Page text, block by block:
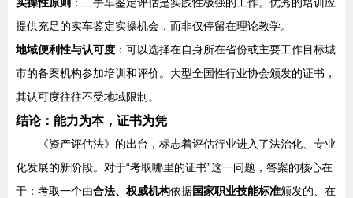
提供充足的实车鉴定实操机会，而非仅停留在理论教学。
地域便利性与认可度 ：可以选择在自身所在省份或主要工作目标城
市的备案机构参加培训和评价。大型全国性行业协会颁发的证书，
其认可度往往不受地域限制。
结论：能力为本，证书为凭
《资产评估法》的出台，标志着评估行业进入了法治化、专业
化发展的新阶段。对于“考取哪里的证书”这一问题，答案的核心在
于：考取一个由合法、权威机构依据国家职业技能标准颁发的、在